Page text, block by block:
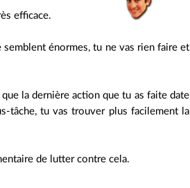
efficace.
énormes, tu ne vas rien faire et
la dernière action que tu as faite date
tâche, tu vas trouver plus facilement la
de lutter contre cela.